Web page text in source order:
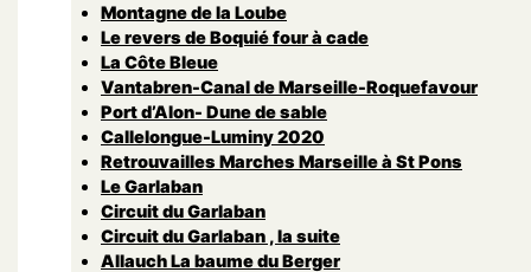
Montagne de la Loube
Le revers de Boquié four à cade
La Côte Bleue
Vantabren-Canal de Marseille-Roquefavour
Port d’Alon- Dune de sable
Callelongue-Luminy 2020
Retrouvailles Marches Marseille à St Pons
Le Garlaban
Circuit du Garlaban
Circuit du Garlaban , la suite
Allauch La baume du Berger